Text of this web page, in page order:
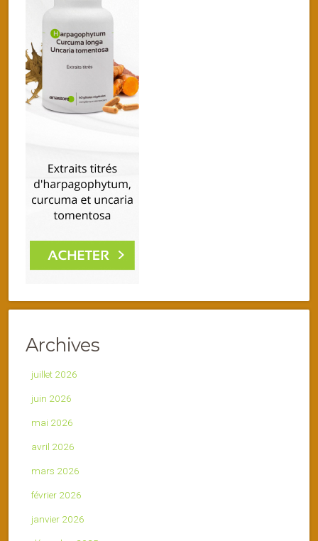
Archives
juillet 2026
juin 2026
mai 2026
avril 2026
mars 2026
février 2026
janvier 2026